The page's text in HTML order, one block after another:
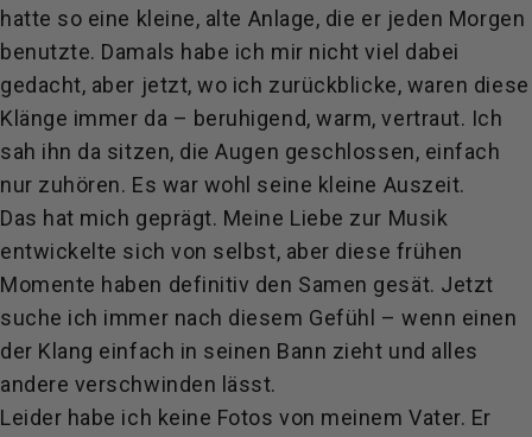
hatte so eine kleine, alte Anlage, die er jeden Morgen
benutzte. Damals habe ich mir nicht viel dabei
gedacht, aber jetzt, wo ich zurückblicke, waren diese
Klänge immer da – beruhigend, warm, vertraut. Ich
sah ihn da sitzen, die Augen geschlossen, einfach
nur zuhören. Es war wohl seine kleine Auszeit.
Das hat mich geprägt. Meine Liebe zur Musik
entwickelte sich von selbst, aber diese frühen
Momente haben definitiv den Samen gesät. Jetzt
suche ich immer nach diesem Gefühl – wenn einen
der Klang einfach in seinen Bann zieht und alles
andere verschwinden lässt.
Leider habe ich keine Fotos von meinem Vater. Er